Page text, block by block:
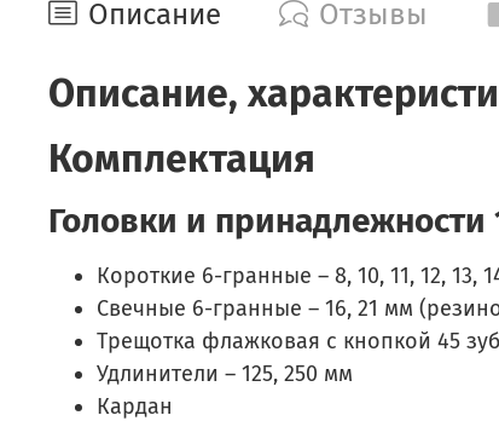
Описание Отзывы
Описание,
Комплектация
Головки и принадлежности
Короткие 6-гранные – 8, 10, 11, 12, 13,
Свечные 6-гранные – 16, 21 мм
Трещотка флажковая с кнопкой 45
Удлинители – 125, 250 мм
Кардан